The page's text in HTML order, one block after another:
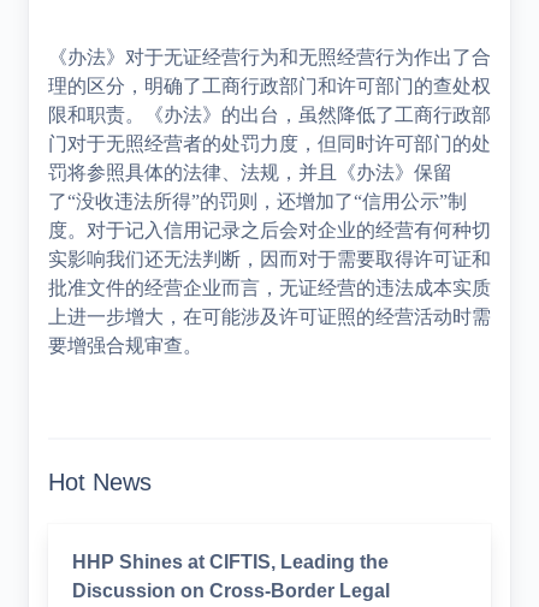
《办法》对于无证经营行为和无照经营行为作出了合
理的区分，明确了工商行政部门和许可部门的查处权
限和职责。《办法》的出台，虽然降低了工商行政部
门对于无照经营者的处罚力度，但同时许可部门的处
罚将参照具体的法律、法规，并且《办法》保留
了“没收违法所得”的罚则，还增加了“信用公示”制
度。对于记入信用记录之后会对企业的经营有何种切
实影响我们还无法判断，因而对于需要取得许可证和
批准文件的经营企业而言，无证经营的违法成本实质
上进一步增大，在可能涉及许可证照的经营活动时需
要增强合规审查。
Hot News
HHP Shines at CIFTIS, Leading the
Discussion on Cross-Border Legal